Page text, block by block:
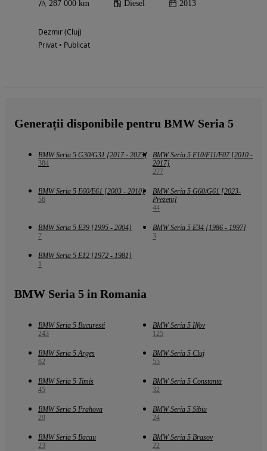
287 000 km Diesel 2013
Dezmir (Cluj)
Privat • Publicat
Generații disponibile pentru BMW Seria 5
BMW Seria 5 G30/G31 [2017 - 2023]
384
BMW Seria 5 F10/F11/F07 [2010 -
2017]
277
BMW Seria 5 E60/E61 [2003 - 2010]
56
BMW Seria 5 G60/G61 [2023-
Prezent]
44
BMW Seria 5 E39 [1995 - 2004]
7
BMW Seria 5 E34 [1986 - 1997]
3
BMW Seria 5 E12 [1972 - 1981]
1
BMW Seria 5 in Romania
BMW Seria 5 Bucuresti
243
BMW Seria 5 Ilfov
125
BMW Seria 5 Arges
62
BMW Seria 5 Cluj
55
BMW Seria 5 Timis
45
BMW Seria 5 Constanta
32
BMW Seria 5 Prahova
29
BMW Seria 5 Sibiu
24
BMW Seria 5 Bacau
23
BMW Seria 5 Brasov
22